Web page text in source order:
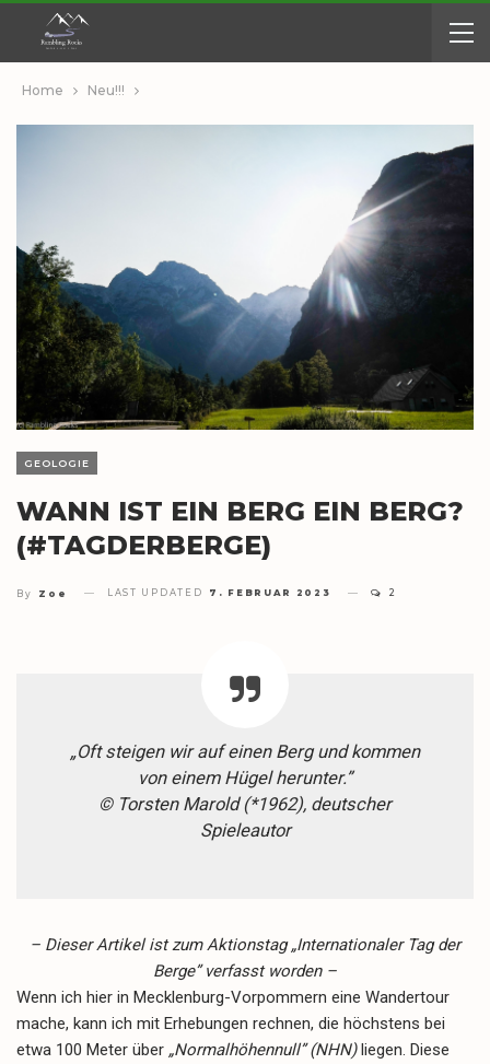
Home Neu!!!
GEOLOGIE
WANN IST EIN BERG EIN BERG?
(#TAGDERBERGE)
By Zoe LAST UPDATED 7. FEBRUAR 2023 2
„Oft steigen wir auf einen Berg und kommen
von einem Hügel herunter.”
© Torsten Marold (*1962), deutscher
Spieleautor
– Dieser Artikel ist zum Aktionstag „Internationaler Tag der
Berge” verfasst worden –
Wenn ich hier in Mecklenburg-Vorpommern eine Wandertour
mache, kann ich mit Erhebungen rechnen, die höchstens bei
etwa 100 Meter über „Normalhöhennull” (NHN)liegen. Diese